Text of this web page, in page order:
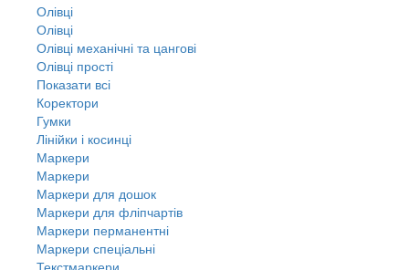
Олівці
Олівці
Олівці механічні та цангові
Олівці прості
Показати всі
Коректори
Гумки
Лінійки і косинці
Маркери
Маркери
Маркери для дошок
Маркери для фліпчартів
Маркери перманентні
Маркери спеціальні
Текстмаркери